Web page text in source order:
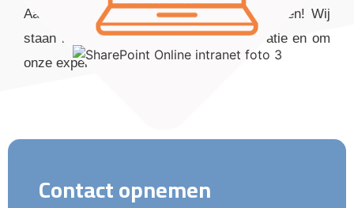
Aarzel niet om contact met ons op te nemen! Wij
staan klaar om je te voorzien van inspiratie en om
onze expertise met je te delen.
Contact opnemen